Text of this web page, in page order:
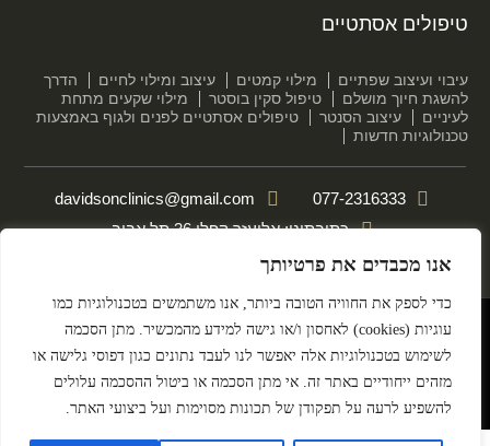
אנו מכבדים את פרטיותך
כדי לספק את החוויה הטובה ביותר, אנו משתמשים בטכנולוגיות כמו
עוגיות (cookies) לאחסון ו/או גישה למידע מהמכשיר. מתן הסכמה
לשימוש בטכנולוגיות אלה יאפשר לנו לעבד נתונים כגון דפוסי גלישה או
מזהים ייחודיים באתר זה. אי מתן הסכמה או ביטול ההסכמה עלולים
להשפיע לרעה על תפקודן של תכונות מסוימות ועל ביצועי האתר.
טיפולים אסתטיים
עיבוי ועיצוב שפתיים מילוי קמטים עיצוב ומילוי לחיים
הדרך
להשגת חיוך מושלם
טיפול סקין בוסטר
מילוי שקעים מתחת
לעיניים
עיצוב הסנטר
טיפולים אסתטיים לפנים ולגוף באמצעות
טכנולוגיות חדשות
077-2316333
davidsonclinics@gmail.com
כתובתינו: אליעזר קפלן 36 תל אביב
הצהרת נגישות
© All rights reserved
DESIGN BY MEDICAL ONLINE